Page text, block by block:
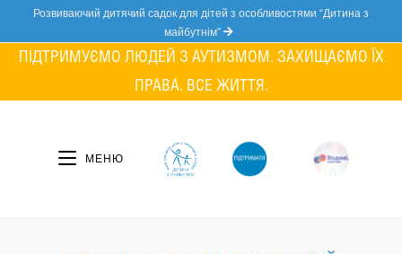
content
Розвиваючий дитячий садок для дітей з особливостями “Дитина з
майбутнім”
ПІДТРИМУЄМО ЛЮДЕЙ З АУТИЗМОМ. ЗАХИЩАЄМО ЇХ
ПРАВА. ВСЕ ЖИТТЯ.
МЕНЮ